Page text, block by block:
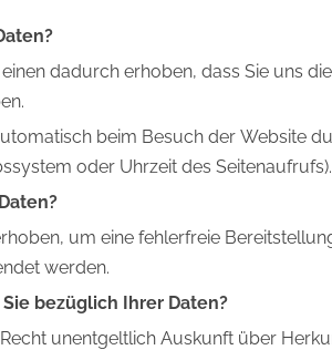
dadurch erhoben, dass Sie uns
beim Besuch der Website
oder Uhrzeit des
um eine fehlerfreie
werden.
bezüglich Ihrer Daten?
unentgeltlich Auskunft über